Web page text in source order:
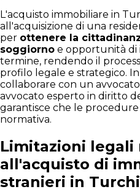
L'acquisto immobiliare in
all'acquisizione di una
per ottenere la
soggiorno e opportunità di
termine, rendendo il
profilo legale e strategico.
collaborare con un
avvocato esperto in diritto
garantisce che le
normativa.
Limitazioni legali
all'acquisto di
stranieri in